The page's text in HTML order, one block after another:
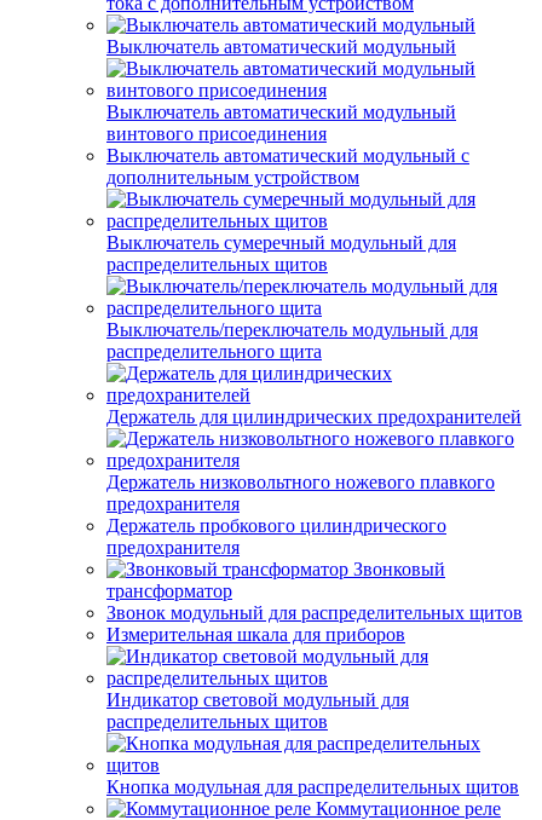
Выключатель автоматический модульный
Выключатель автоматический модульный
винтового присоединения
Выключатель автоматический модульный с
дополнительным устройством
Выключатель сумеречный модульный для
распределительных щитов
Выключатель/переключатель модульный для
распределительного щита
Держатель для цилиндрических предохранителей
Держатель низковольтного ножевого плавкого
предохранителя
Держатель пробкового цилиндрического
предохранителя
Звонковый
трансформатор
Звонок модульный для распределительных щитов
Измерительная шкала для приборов
Индикатор световой модульный для
распределительных щитов
Кнопка модульная для распределительных щитов
Коммутационное реле